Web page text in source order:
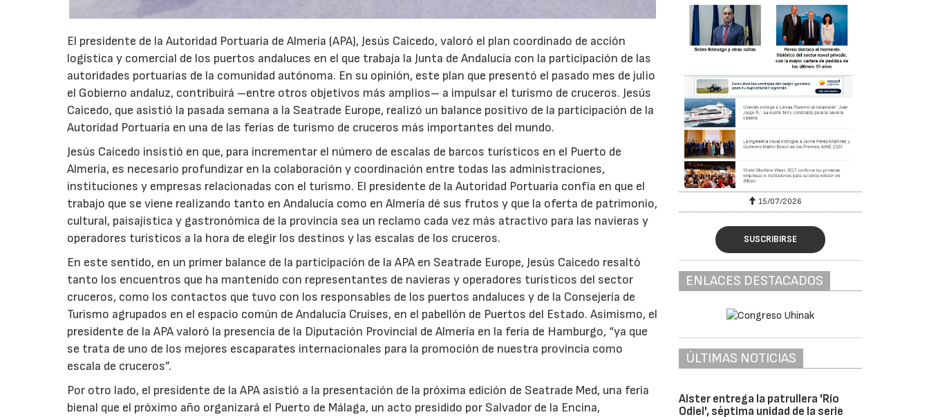
El presidente de la Autoridad Portuaria de Almería (APA), Jesús Caicedo, valoró el plan coordinado de acción
logística y comercial de los puertos andaluces en el que trabaja la Junta de Andalucía con la participación de las
autoridades portuarias de la comunidad autónoma. En su opinión, este plan que presentó el pasado mes de julio
el Gobierno andaluz, contribuirá –entre otros objetivos más amplios– a impulsar el turismo de cruceros. Jesús
Caicedo, que asistió la pasada semana a la Seatrade Europe, realizó un balance positivo de la participación de la
Autoridad Portuaria en una de las ferias de turismo de cruceros más importantes del mundo.
Jesús Caicedo insistió en que, para incrementar el número de escalas de barcos turísticos en el Puerto de
Almería, es necesario profundizar en la colaboración y coordinación entre todas las administraciones,
instituciones y empresas relacionadas con el turismo. El presidente de la Autoridad Portuaria confía en que el
trabajo que se viene realizando tanto en Andalucía como en Almería dé sus frutos y que la oferta de patrimonio,
cultural, paisajística y gastronómica de la provincia sea un reclamo cada vez más atractivo para las navieras y
operadores turísticos a la hora de elegir los destinos y las escalas de los cruceros.
En este sentido, en un primer balance de la participación de la APA en Seatrade Europe, Jesús Caicedo resaltó
tanto los encuentros que ha mantenido con representantes de navieras y operadores turísticos del sector
cruceros, como los contactos que tuvo con los responsables de los puertos andaluces y de la Consejería de
Turismo agrupados en el espacio común de Andalucía Cruises, en el pabellón de Puertos del Estado. Asimismo, el
presidente de la APA valoró la presencia de la Diputación Provincial de Almería en la feria de Hamburgo, “ya que
se trata de uno de los mejores escaparates internacionales para la promoción de nuestra provincia como
escala de cruceros”.
Por otro lado, el presidente de la APA asistió a la presentación de la próxima edición de Seatrade Med, una feria
bienal que el próximo año organizará el Puerto de Málaga, un acto presidido por Salvador de la Encina,
15/07/2026 29/07/2026 15/07/2026
SUSCRIBIRSE
ENLACES DESTACADOS
ÚLTIMAS NOTICIAS
Aister entrega la patrullera 'Río
Odiel', séptima unidad de la serie